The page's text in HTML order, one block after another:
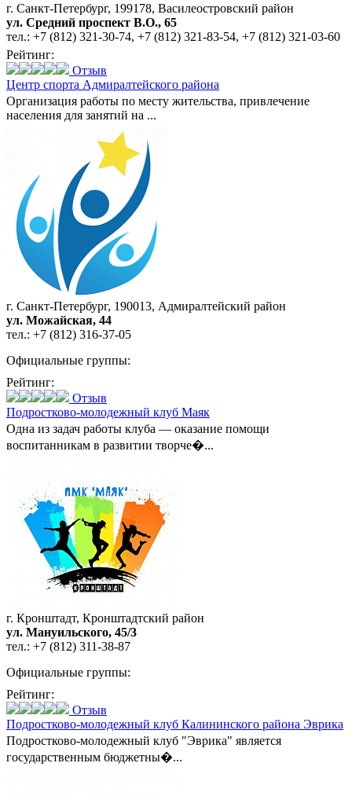
г. Санкт-Петербург, 199178, Василеостровский район
ул. Средний проспект В.О., 65
тел.: +7 (812) 321-30-74, +7 (812) 321-83-54, +7 (812) 321-03-60
Рейтинг:
Отзыв
Центр спорта Адмиралтейского района
Организация работы по месту жительства, привлечение
населения для занятий на ...
г. Санкт-Петербург, 190013, Адмиралтейский район
ул. Можайская, 44
тел.: +7 (812) 316-37-05
Официальные группы:
Рейтинг:
Отзыв
Подростково-молодежный клуб Маяк
Одна из задач работы клуба — оказание помощи
воспитанникам в развитии творче�...
г. Кронштадт, Кронштадтский район
ул. Мануильского, 45/3
тел.: +7 (812) 311-38-87
Официальные группы:
Рейтинг:
Отзыв
Подростково-молодежный клуб Калининского района Эврика
Подростково-молодежный клуб "Эврика" является
государственным бюджетны�...